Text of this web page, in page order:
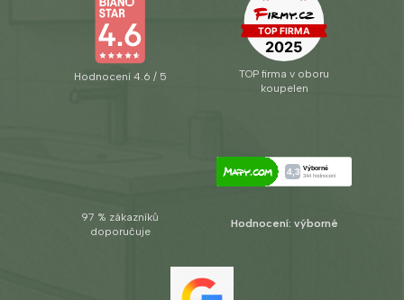
Hodnocení 4.6 / 5
TOP firma v oboru
koupelen
97 % zákazníků
doporučuje
Hodnocení: výborné